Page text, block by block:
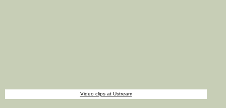
Video clips at Ustream